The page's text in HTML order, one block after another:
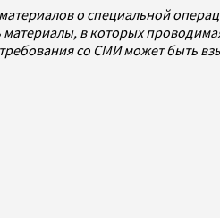
о специальной
в которых
со СМИ может быть